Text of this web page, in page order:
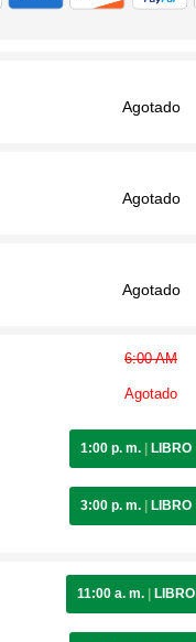
Agotado
Agotado
Agotado
6:00 AM
Agotado
1:00 p. m. LIBRO
3:00 p. m. LIBRO
11:00 a. m. LIBRO